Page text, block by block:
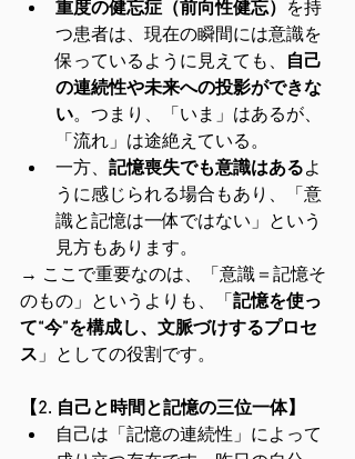
重度の健忘症（前向性健忘） を持
つ患者は、現在の瞬間には意識を
保っているように見えても、 自己
の連続性や未来への投影ができな
い。つまり、「いま」はあるが、
「流れ」は途絶えている。
一方、 記憶喪失でも意識はあるよ
うに感じられる場合もあり、「意
識と記憶は一体ではない」という
見方もあります。
→ ここで重要なのは、「意識＝記憶そ
のもの」というよりも、「 記憶を使っ
て“今”を構成し、文脈づけするプロセ
ス」としての役割です。
【2. 自己と時間と記憶の三位一体】
自己は「記憶の連続性」によって